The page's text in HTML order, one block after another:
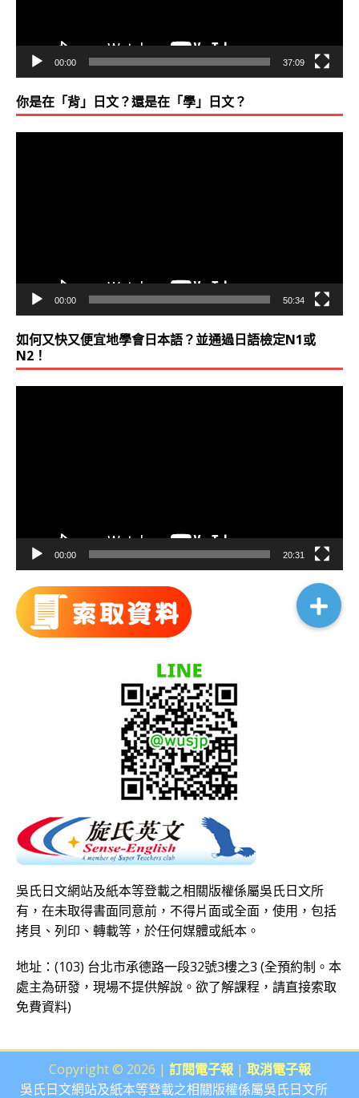
00:00 37:09
你是在「背」日文？還是在「學」日文？
00:00 50:34
如何又快又便宜地學會日本語？並通過日語檢定N1或
N2！
00:00 20:31
吳氏日文網站及紙本等登載之相關版權係屬吳氏日文所
有，在未取得書面同意前，不得片面或全面，使用，包括
拷貝、列印、轉載等，於任何媒體或紙本。
地址：(103) 台北市承德路一段32號3樓之3 (全預約制。本
處主為研發，現場不提供解說。欲了解課程，請直接索取
免費資料)
Copyright © 2026 | 訂閱電子報| 取消電子報
吳氏日文網站及紙本等登載之相關版權係屬吳氏日文所